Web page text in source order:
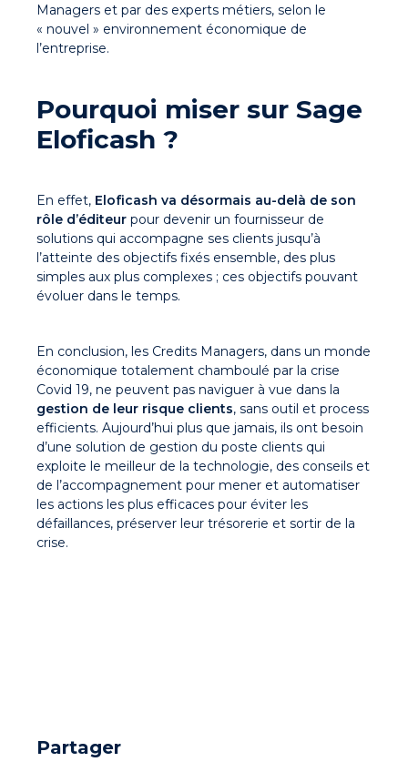
Managers et par des experts métiers, selon le
« nouvel » environnement économique de
l’entreprise.
Pourquoi miser sur Sage
Eloficash ?
En effet, Eloficash va désormais au-delà de son
rôle d’éditeur pour devenir un fournisseur de
solutions qui accompagne ses clients jusqu’à
l’atteinte des objectifs fixés ensemble, des plus
simples aux plus complexes ; ces objectifs pouvant
évoluer dans le temps.
En conclusion, les Credits Managers, dans un monde
économique totalement chamboulé par la crise
Covid 19, ne peuvent pas naviguer à vue dans la
gestion de leur risque clients, sans outil et process
efficients. Aujourd’hui plus que jamais, ils ont besoin
d’une solution de gestion du poste clients qui
exploite le meilleur de la technologie, des conseils et
de l’accompagnement pour mener et automatiser
les actions les plus efficaces pour éviter les
défaillances, préserver leur trésorerie et sortir de la
crise.
Partager